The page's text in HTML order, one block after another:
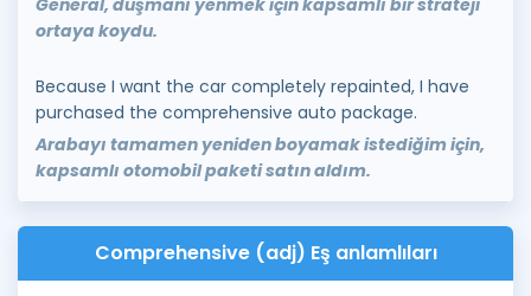
General, düşmanı yenmek için kapsamlı bir strateji
ortaya koydu.
Because I want the car completely repainted, I have
purchased the comprehensive auto package.
Arabayı tamamen yeniden boyamak istediğim için,
kapsamlı otomobil paketi satın aldım.
Comprehensive (adj) Eş anlamlıları